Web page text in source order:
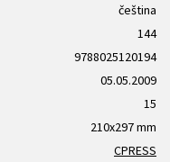
čeština
144
9788025120194
05.05.2009
15
210x297 mm
CPRESS